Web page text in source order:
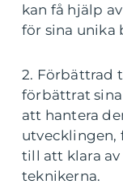
kan få hjälp
för sina unika
2. Förbättrad
förbättrat
att hantera
utvecklingen,
till att klara av
teknikerna.